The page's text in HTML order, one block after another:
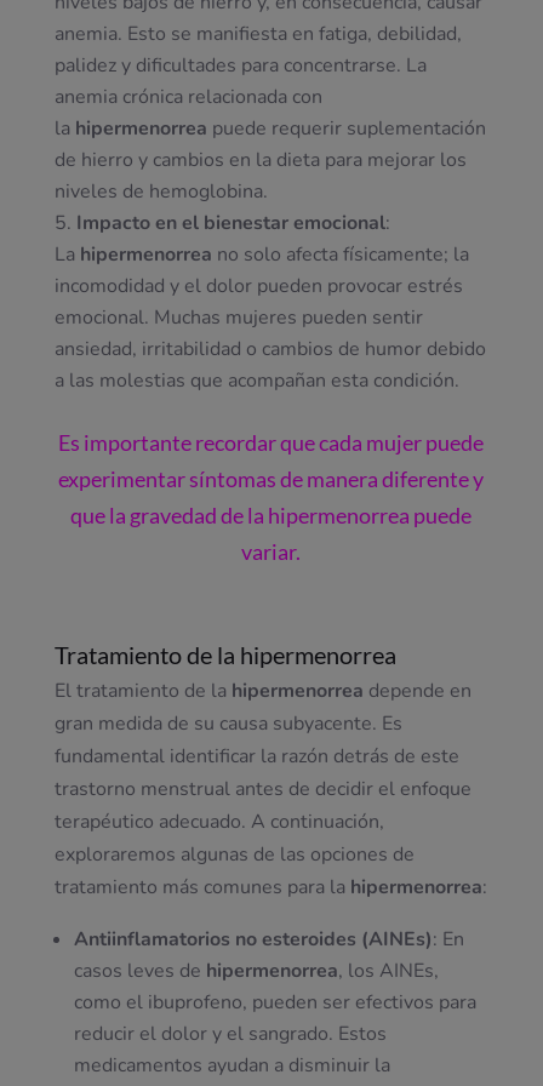
anemia. Esto se manifiesta en fatiga, debilidad,
palidez y dificultades para concentrarse. La
anemia crónica relacionada con
la hipermenorrea puede requerir suplementación
de hierro y cambios en la dieta para mejorar los
niveles de hemoglobina.
Impacto en el bienestar emocional:
La hipermenorrea no solo afecta físicamente; la
incomodidad y el dolor pueden provocar estrés
emocional. Muchas mujeres pueden sentir
ansiedad, irritabilidad o cambios de humor debido
a las molestias que acompañan esta condición.
Es importante recordar que cada mujer puede
experimentar síntomas de manera diferente y
que la gravedad de la hipermenorrea puede
variar.
Tratamiento de la hipermenorrea
El tratamiento de la hipermenorrea depende en
gran medida de su causa subyacente. Es
fundamental identificar la razón detrás de este
trastorno menstrual antes de decidir el enfoque
terapéutico adecuado. A continuación,
exploraremos algunas de las opciones de
tratamiento más comunes para la hipermenorrea:
Antiinflamatorios no esteroides (AINEs): En
casos leves de hipermenorrea, los AINEs,
como el ibuprofeno, pueden ser efectivos para
reducir el dolor y el sangrado. Estos
medicamentos ayudan a disminuir la